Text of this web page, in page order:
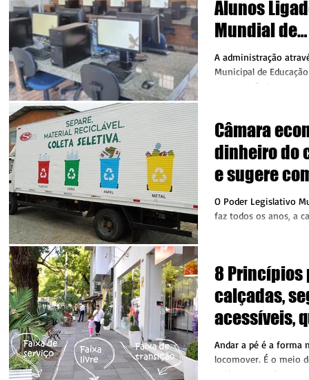
Alunos
Mundial de
A administração
Municipal de
recuperação/
Câmara
dinheiro do
e sugere
caminhão
O Poder Legislativo
faz todos os anos, a
8 Princípios
calçadas,
acessíveis,
precisam
Andar a pé é a forma
locomover. É o meio
antigo e o mais